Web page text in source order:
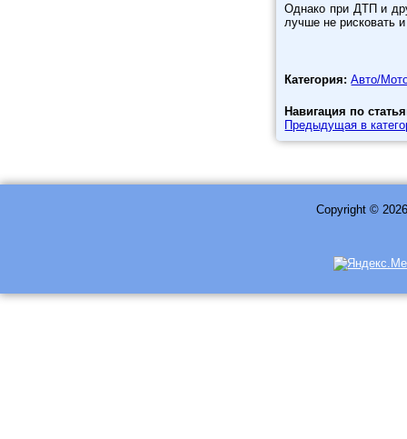
Однако при ДТП и
лучше не рисковать
Категория: Авто/
Навигация по
Предыдущая в
Copyright ©